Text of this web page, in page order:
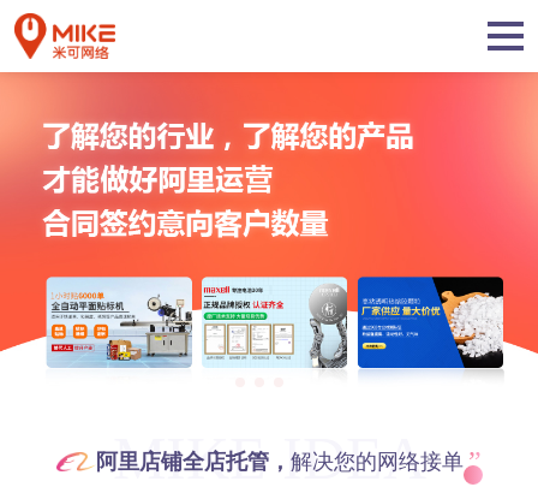
MIKE IDEA
阿里店铺全店托管， 解决您的网络接单 ”